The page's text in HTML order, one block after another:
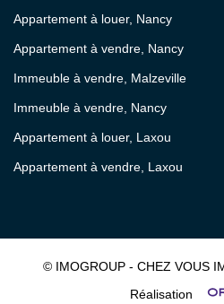
Appartement à louer, Nancy
Appartement à vendre, Nancy
Immeuble à vendre, Malzeville
Immeuble à vendre, Nancy
Appartement à louer, Laxou
Appartement à vendre, Laxou
© IMOGROUP - CHEZ VOUS
Réalisation